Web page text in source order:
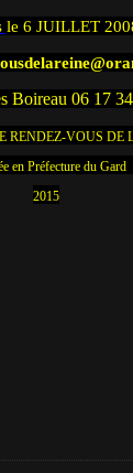
le 6 JUILLET
Boireau 06 17
RENDEZ-VOUS DE
en Préfecture du Gard
2015